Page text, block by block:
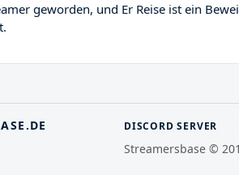
geworden, und Er Reise ist ein
DISCORD SERVER
Streamersbase ©